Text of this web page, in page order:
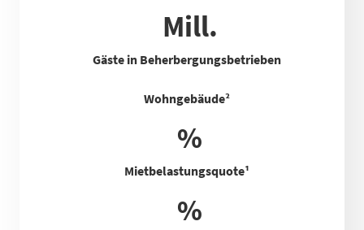
Mill.
Gäste in Beherbergungsbetrieben
Wohngebäude²
%
Mietbelastungsquote¹
%